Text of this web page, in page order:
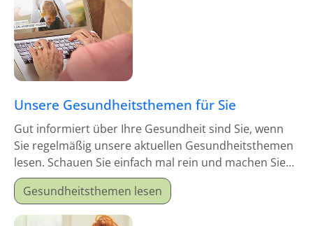
Unsere Gesundheitsthemen für Sie
Gut informiert über Ihre Gesundheit sind Sie, wenn
Sie regelmäßig unsere aktuellen Gesundheitsthemen
lesen. Schauen Sie einfach mal rein und machen Sie
sich schlau!
Gesundheitsthemen lesen